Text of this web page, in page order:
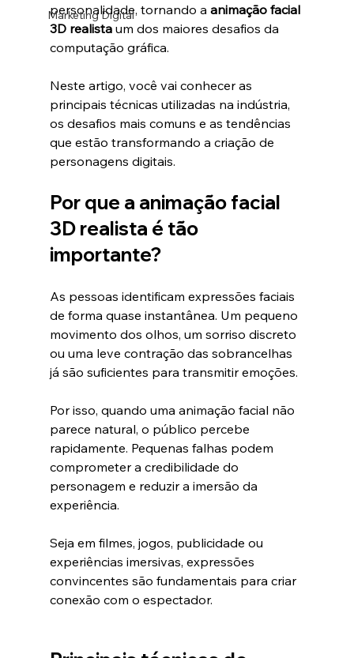
Marketing Digital
personalidade, tornando a animação facial
3D realista um dos maiores desafios da
computação gráfica.
Neste artigo, você vai conhecer as
principais técnicas utilizadas na indústria,
os desafios mais comuns e as tendências
que estão transformando a criação de
personagens digitais.
Por que a animação facial
3D realista é tão
importante?
As pessoas identificam expressões faciais
de forma quase instantânea. Um pequeno
movimento dos olhos, um sorriso discreto
ou uma leve contração das sobrancelhas
já são suficientes para transmitir emoções.
Por isso, quando uma animação facial não
parece natural, o público percebe
rapidamente. Pequenas falhas podem
comprometer a credibilidade do
personagem e reduzir a imersão da
experiência.
Seja em filmes, jogos, publicidade ou
experiências imersivas, expressões
convincentes são fundamentais para criar
conexão com o espectador.